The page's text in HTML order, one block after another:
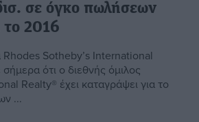
σε όγκο πωλήσεων
το 2016
Rhodes Sotheby’s International
ότι ο διεθνής όμιλος
Realty® έχει καταγράψει για το
...